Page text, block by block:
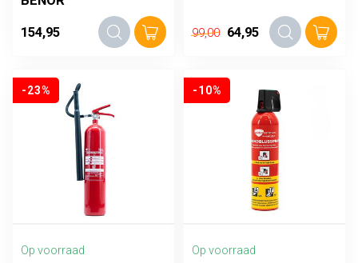
154,95 99,00 64,95
-23%
Op voorraad
-10%
Op voorraad